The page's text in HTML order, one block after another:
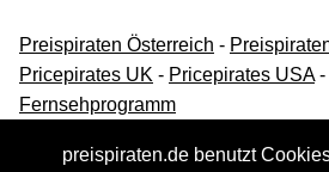
Preispiraten Österreich -
Pricepirates UK - Pricepirates USA-
Fernsehprogramm
preispiraten.de benutzt